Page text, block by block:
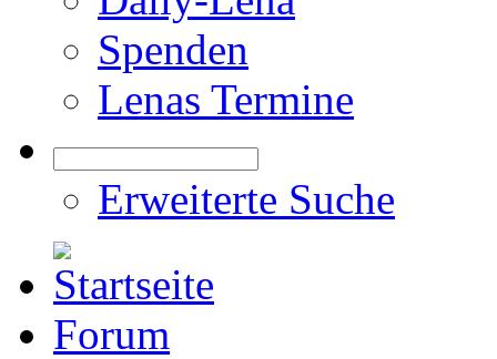
Spenden
Lenas Termine
Erweiterte Suche
Forum